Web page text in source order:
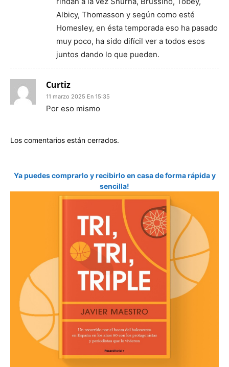
Albicy, Thomasson y según como esté
Homesley, en ésta temporada eso ha pasado
muy poco, ha sido difícil ver a todos esos
juntos dando lo que pueden.
Curtiz
11 marzo 2025 En 15:35
Por eso mismo
Los comentarios están cerrados.
Ya puedes comprarlo y recibirlo en casa de forma rápida y
sencilla!